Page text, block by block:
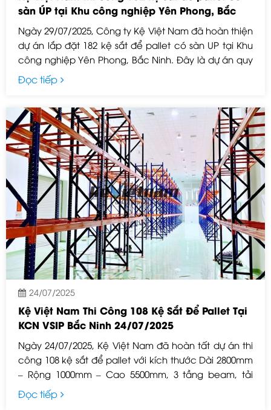
sàn ÚP tại Khu công nghiệp Yên Phong, Bắc
Ninh – Hoàn thiện ngày 29/07/2025
Ngày 29/07/2025, Công ty Kệ Việt Nam đã hoàn thiện
dự án lắp đặt 182 kệ sắt để pallet có sàn UP tại Khu
công nghiệp Yên Phong, Bắc Ninh. Đây là dự án quy
mô lớn, đáp ứng nhu cầu lưu trữ hàng hóa tối ưu,
đảm bảo độ bền, khả năng chịu tải cao và tiện lợi
Đọc tiếp
24/07/2025
Kệ Việt Nam Thi Công 108 Kệ Sắt Để Pallet Tại
KCN VSIP Bắc Ninh 24/07/2025
Ngày 24/07/2025, Kệ Việt Nam đã hoàn tất dự án thi
công 108 kệ sắt để pallet với kích thước Dài 2800mm
– Rộng 1000mm – Cao 5500mm, 3 tầng beam, tải
trọng 2000kg/tầng tại Khu Công Nghiệp VSIP Bắc
Ninh.
Đọc tiếp